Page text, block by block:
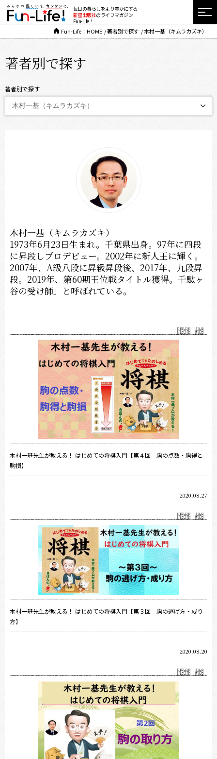
毎日の暮らしをより豊かにする
新星出版社のライフマガジン
Fun-Life！
Fun-Life！HOME 著者別で探す 木村一基（キムラカズキ）
著者別で探す
著者別で探す
木村一基（キムラカズキ）
1973年6月23日生まれ。千葉県出身。97年に四段
に昇段しプロデビュー。2002年に新人王に輝く。
2007年、A級八段に昇級昇段後、2017年、九段昇
段。2019年、第60期王位戦タイトル獲得。千駄ヶ
谷の受け師」と呼ばれている。
木村一基先生が教える！ はじめての将棋入門【第４回 駒の点数・駒得と
駒損】
2020.08.27
木村一基先生が教える！ はじめての将棋入門【第３回 駒の逃げ方・成り
方】
2020.08.20